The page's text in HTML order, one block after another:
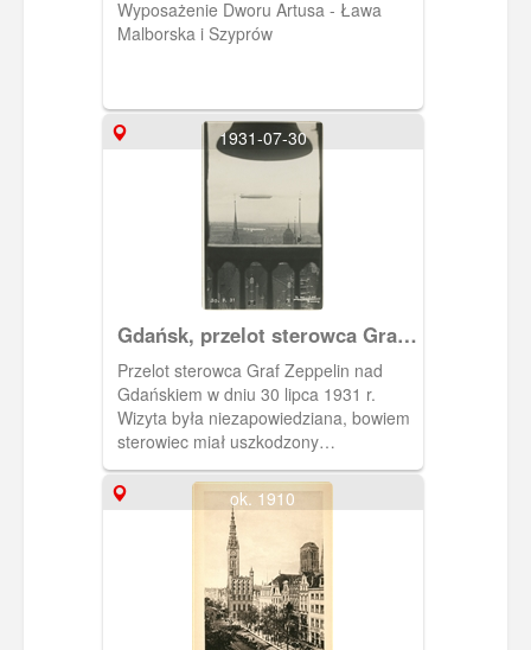
Wyposażenie Dworu Artusa - Ława
Malborska i Szyprów
1931-07-30
Gdańsk, przelot sterowca Graf
Zeppelin
Przelot sterowca Graf Zeppelin nad
Gdańskiem w dniu 30 lipca 1931 r.
Wizyta była niezapowiedziana, bowiem
sterowiec miał uszkodzony
radiotelegraf. Wracał z wyprawy z
rejonów podbiegunowych. Zauważono
go po raz pierwszy o godz. 13.45 z
wieży Kościoła Mariackiego.
ok. 1910